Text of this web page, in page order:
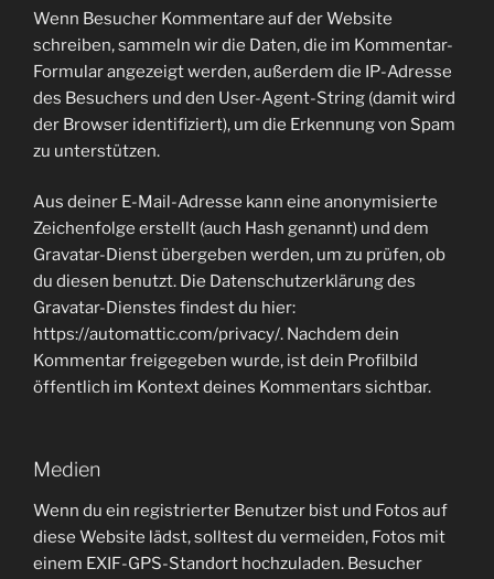
Wenn Besucher Kommentare auf der Website
schreiben, sammeln wir die Daten, die im Kommentar-
Formular angezeigt werden, außerdem die IP-Adresse
des Besuchers und den User-Agent-String (damit wird
der Browser identifiziert), um die Erkennung von Spam
zu unterstützen.
Aus deiner E-Mail-Adresse kann eine anonymisierte
Zeichenfolge erstellt (auch Hash genannt) und dem
Gravatar-Dienst übergeben werden, um zu prüfen, ob
du diesen benutzt. Die Datenschutzerklärung des
Gravatar-Dienstes findest du hier:
https://automattic.com/privacy/. Nachdem dein
Kommentar freigegeben wurde, ist dein Profilbild
öffentlich im Kontext deines Kommentars sichtbar.
Medien
Wenn du ein registrierter Benutzer bist und Fotos auf
diese Website lädst, solltest du vermeiden, Fotos mit
einem EXIF-GPS-Standort hochzuladen. Besucher